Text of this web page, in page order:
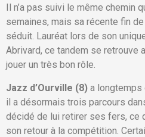
Il n’a pas suivi le même chemin
semaines, mais sa récente fin
séduit. Lauréat lors de son
Abrivard, ce tandem se retrouve
jouer un très bon rôle.
Jazz d’Ourville (8) a
il a désormais trois parcours
décidé de lui retirer ses fers, ce
son retour à la compétition.